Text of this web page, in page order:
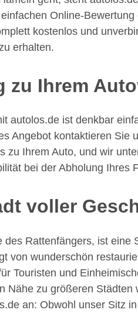
Online-
kostenlos und
erhalten.
zu Ihrem
autolos.de ist denkbar
Angebot kontaktieren
zu Ihrem Auto, und wir
bei der Abholung Ihres
voller
des Rattenfängers, ist
von wunderschön
Touristen und
Nähe zu größeren
an: Obwohl unser Sitz